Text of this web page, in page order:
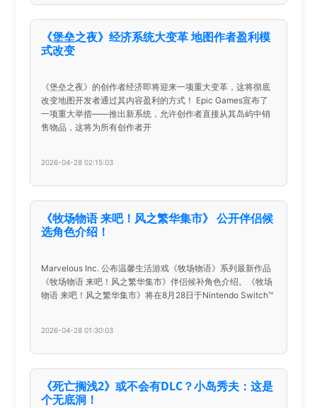
《堡垒之夜》经济系统大变革 地图作者盈利模
式改变
《堡垒之夜》的创作者经济即将迎来一项重大变革，这将彻底
改变地图开发者通过其内容盈利的方式！ Epic Games宣布了
一项重大举措——推出新系统，允许创作者直接从其岛屿中销
售物品，这将为所有创作者开
2026-04-28 02:15:03
《牧场物语 来吧！风之繁华集市》 公开伴侣候
选角色介绍！
Marvelous Inc. 公布温馨生活游戏《牧场物语》系列最新作品
《牧场物语 来吧！风之繁华集市》伴侣候补角色介绍。《牧场
物语 来吧！风之繁华集市》将在8月28日于Nintendo Switch™
2026-04-28 01:30:03
《死亡搁浅2》或不会有DLC？小岛秀夫：这是
个无底洞！